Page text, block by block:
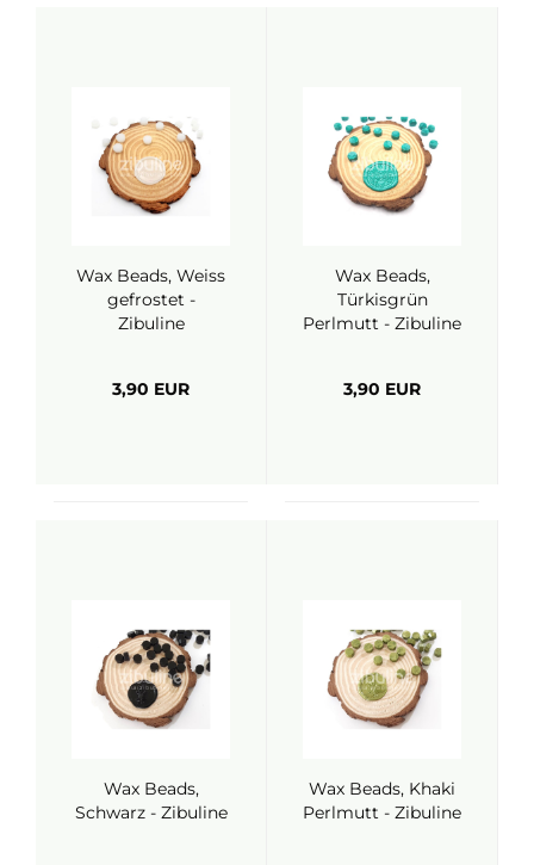
Wax Beads, Weiss
gefrostet -
Zibuline
3,90 EUR
Wax Beads,
Türkisgrün
Perlmutt - Zibuline
3,90 EUR
Wax Beads,
Schwarz - Zibuline
Wax Beads, Khaki
Perlmutt - Zibuline